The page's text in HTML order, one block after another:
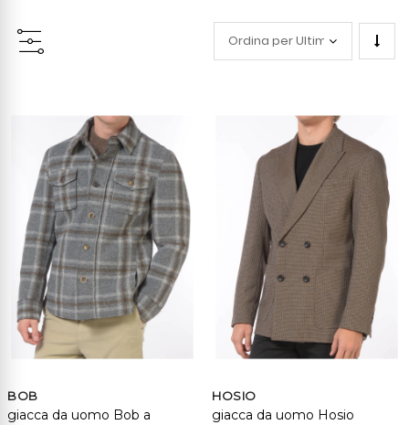
BOB
giacca da uomo Bob a
HOSIO
giacca da uomo Hosio